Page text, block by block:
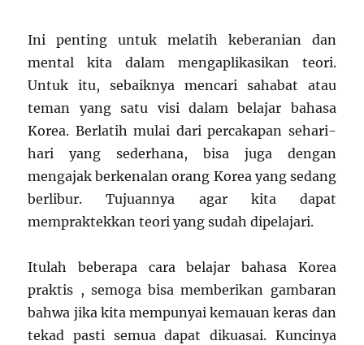
Ini penting untuk melatih keberanian dan
mental kita dalam mengaplikasikan teori.
Untuk itu, sebaiknya mencari sahabat atau
teman yang satu visi dalam belajar bahasa
Korea. Berlatih mulai dari percakapan sehari-
hari yang sederhana, bisa juga dengan
mengajak berkenalan orang Korea yang sedang
berlibur. Tujuannya agar kita dapat
mempraktekkan teori yang sudah dipelajari.
Itulah beberapa cara belajar bahasa Korea
praktis , semoga bisa memberikan gambaran
bahwa jika kita mempunyai kemauan keras dan
tekad pasti semua dapat dikuasai. Kuncinya